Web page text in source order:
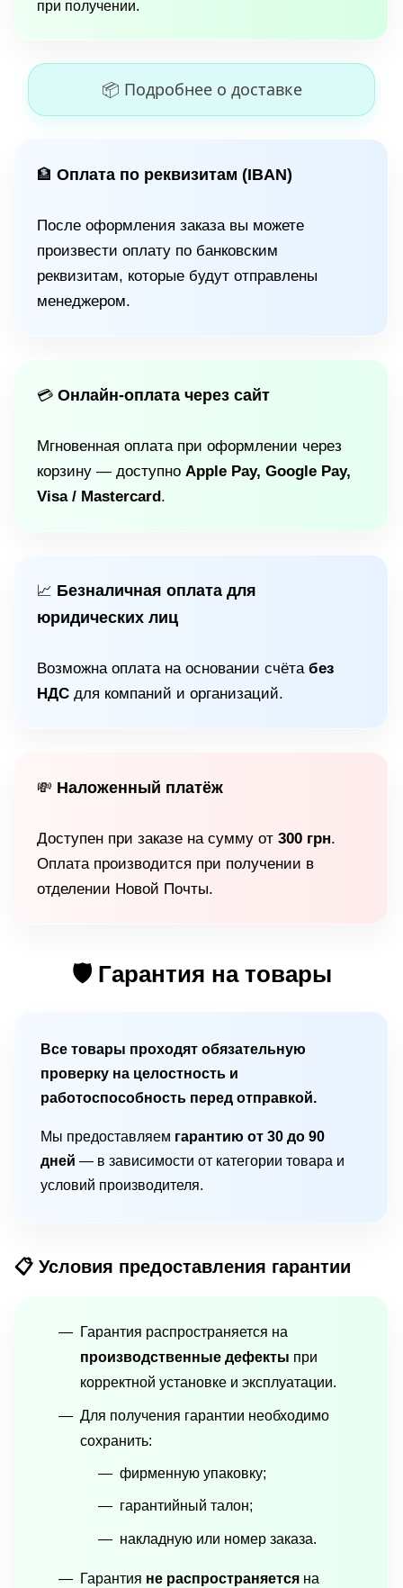
при получении.
📦 Подробнее о доставке
🏦 Оплата по реквизитам (IBAN)
После оформления заказа вы можете
произвести оплату по банковским
реквизитам, которые будут отправлены
менеджером.
💳 Онлайн-оплата через сайт
Мгновенная оплата при оформлении через
корзину — доступно Apple Pay, Google Pay,
Visa / Mastercard .
📈 Безналичная оплата для
юридических лиц
Возможна оплата на основании счёта без
НДС для компаний и организаций.
💸 Наложенный платёж
Доступен при заказе на сумму от 300 грн.
Оплата производится при получении в
отделении Новой Почты.
🛡 Гарантия на товары
Все товары проходят обязательную
проверку на целостность и
работоспособность перед отправкой.
Мы предоставляем гарантию от 30 до 90
дней — в зависимости от категории товара и
условий производителя.
📋 Условия предоставления гарантии
Гарантия распространяется на
производственные дефекты при
корректной установке и эксплуатации.
Для получения гарантии необходимо
сохранить:
фирменную упаковку;
гарантийный талон;
накладную или номер заказа.
Гарантия не распространяется на